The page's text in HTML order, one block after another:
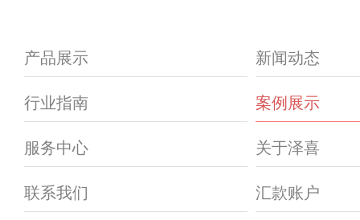
产品展示 新闻动态
行业指南 案例展示
服务中心 关于泽喜
联系我们 汇款账户